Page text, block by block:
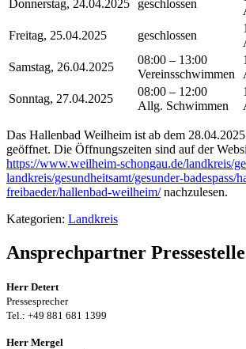
Donnerstag, 24.04.2025 geschlossen
Freitag, 25.04.2025
geschlossen
Samstag, 26.04.2025
08:00 – 13:00
Vereinsschwimmen
Sonntag, 27.04.2025
08:00 – 12:00
Allg. Schwimmen
Das Hallenbad Weilheim ist ab dem
geöffnet. Die Öffnungszeiten sind auf der
https://www.weilheim-schongau.de/landkreis/
landkreis/gesundheitsamt/gesunder-badespass/
freibaeder/hallenbad-weilheim/nachzulesen.
Kategorien: Landkreis
Ansprechpartner Pressestelle
Herr Detert
Pressesprecher
Tel.: +49 881 681 1399
Herr Mergel